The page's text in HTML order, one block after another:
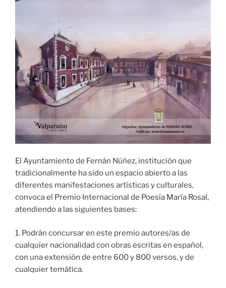
El Ayuntamiento de Fernán Núñez, institución que
tradicionalmente ha sido un espacio abierto a las
diferentes manifestaciones artísticas y culturales,
convoca el Premio Internacional de Poesía María Rosal,
atendiendo a las siguientes bases:
1. Podrán concursar en este premio autores/as de
cualquier nacionalidad con obras escritas en español,
con una extensión de entre 600 y 800 versos, y de
cualquier temática.